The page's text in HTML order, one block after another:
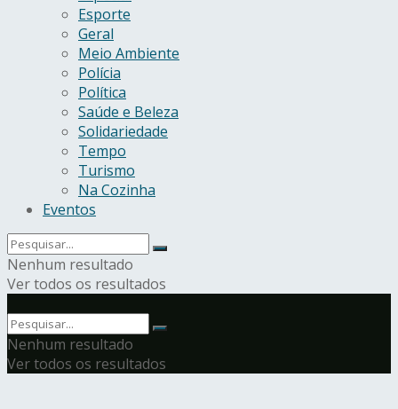
Esporte
Geral
Meio Ambiente
Polícia
Política
Saúde e Beleza
Solidariedade
Tempo
Turismo
Na Cozinha
Eventos
Nenhum resultado
Ver todos os resultados
Nenhum resultado
Ver todos os resultados